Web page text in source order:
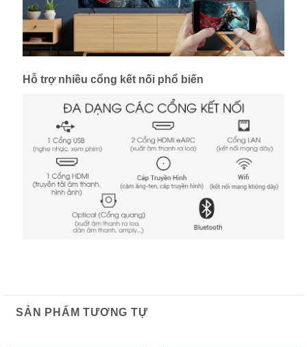
Hỗ trợ nhiều cổng kết nối phổ biến
SẢN PHẨM TƯƠNG TỰ